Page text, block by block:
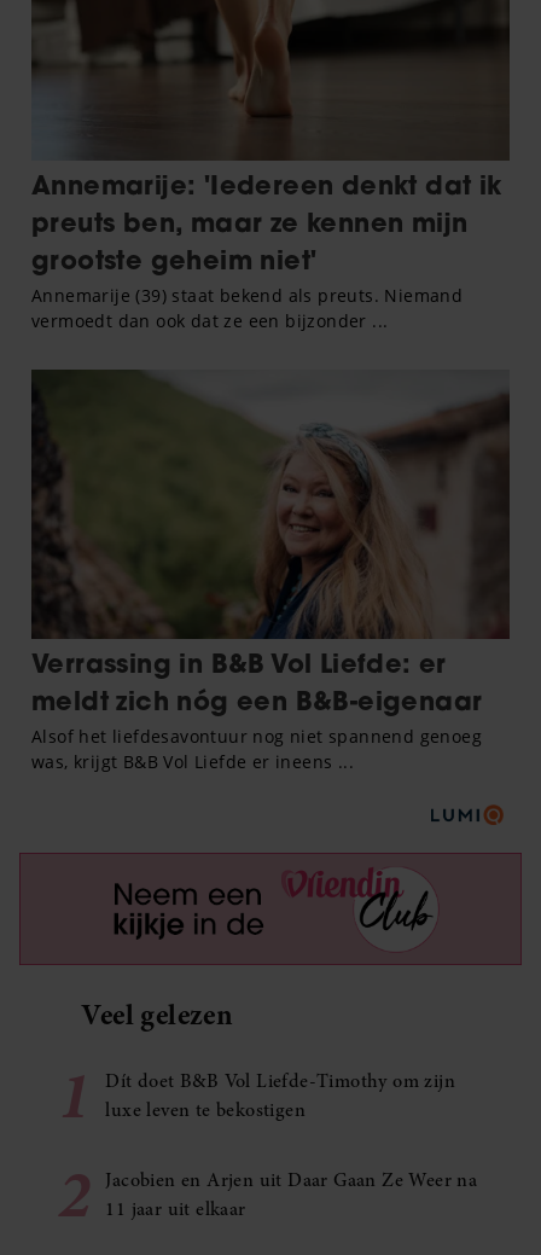
Veel gelezen
1
Dít doet B&B Vol Liefde-Timothy om zijn
luxe leven te bekostigen
2
Jacobien en Arjen uit Daar Gaan Ze Weer na
11 jaar uit elkaar